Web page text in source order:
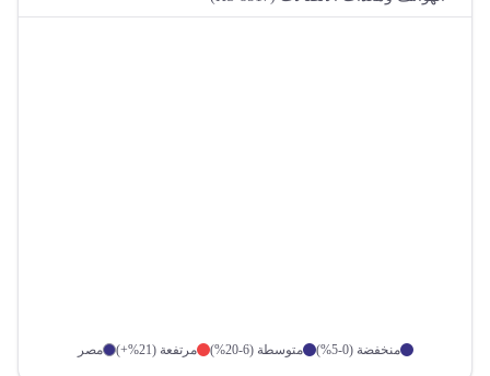
منخفضة (0-5%) متوسطة (6-20%) مرتفعة (21%+) مصر